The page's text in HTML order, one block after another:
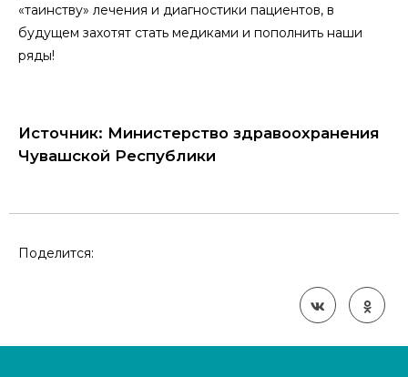
«таинству» лечения и диагностики пациентов, в
будущем захотят стать медиками и пополнить наши
ряды!
Источник: Министерство здравоохранения
Чувашской Республики
Поделится: